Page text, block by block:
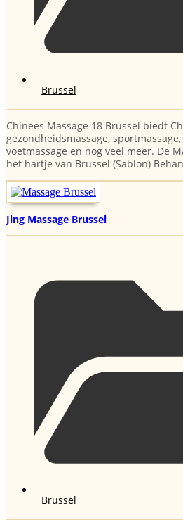
Brussel
Chinees Massage 18 Brussel biedt
gezondheidsmassage,
voetmassage en nog veel meer. De
het hartje van Brussel (Sablon)
Jing Massage Brussel
Brussel